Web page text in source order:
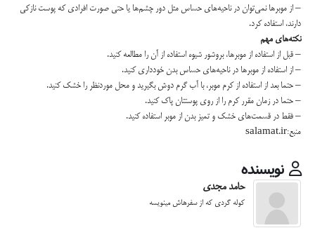
– از موبرها نمی‌توان در ناحیه‌های حساس مثل دور چشم‌ها یا حتی صورت افرادی كه پوست نازكی
دارند، استفاده كرد.
نكته‌های مهم
– قبل از استفاده از موبرها، بروشور شیوه استفاده از آن را مطالعه كنید.
– از استفاده از موبرها در ناحیه‌های حساس بدن خودداری كنید.
– حتما بعد از استفاده از كرم موبر، با آب گرم دوش بگیرید و محل موردنظر را خشك كنید.
– حتما در زمان مقرر كرم را از روی پوستتان پاك كنید.
– فقط در قسمت‌های خشك و تمیز بدن از موبر استفاده کنید.
منبع:salamat.ir
نویسنده
حامد مجدی
کوله گردی که از سفرهاش مینویسه